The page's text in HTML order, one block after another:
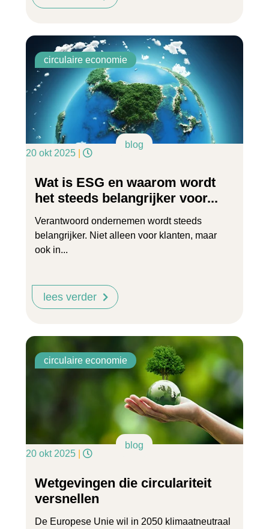
circulaire economie
blog
20 okt 2025
Wat is ESG en waarom wordt
het steeds belangrijker voor...
Verantwoord ondernemen wordt steeds
belangrijker. Niet alleen voor klanten, maar
ook in...
lees verder
circulaire economie
blog
20 okt 2025
Wetgevingen die circulariteit
versnellen
De Europese Unie wil in 2050 klimaatneutraal